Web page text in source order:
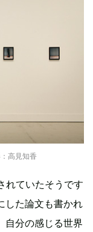
高見知香
れていたそうです
した論文も書かれ
自分の感じる世界